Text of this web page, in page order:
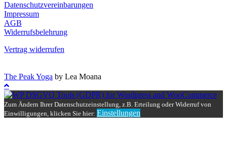
Datenschutzvereinbarungen
Impressum
AGB
Widerrufsbelehrung
Vertrag widerrufen
The Peak Yoga by Lea Moana
Zum Ändern Ihrer Datenschutzeinstellung, z.B. Erteilung oder Widerruf von
Einwilligungen, klicken Sie hier: Einstellungen